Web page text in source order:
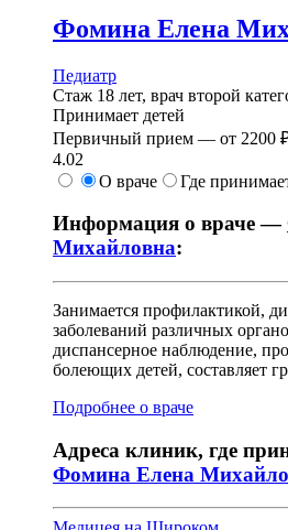
Фомина Елена
Педиатр
Стаж 18 лет, врач второй
Принимает детей
Первичный прием — от 2200
4.02
О враче
Где
Информация о враче —
Михайловна:
Занимается профилактикой,
заболеваний различных
диспансерное наблюдение,
болеющих детей, составляет
Подробнее о враче
Адреса клиник, где
Фомина Елена